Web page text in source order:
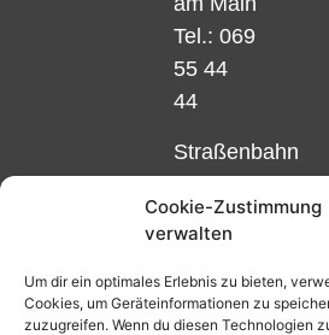
Cookie-Zustimmung
verwalten
Um dir ein optimales Erlebnis zu bieten,
Cookies, um Geräteinformationen zu
zuzugreifen. Wenn du diesen Technologien
Tel.: 069
55 44
44
Straßenbahn
Linie 18
und 12,
Haltestelle
Matthias-
Beltz-